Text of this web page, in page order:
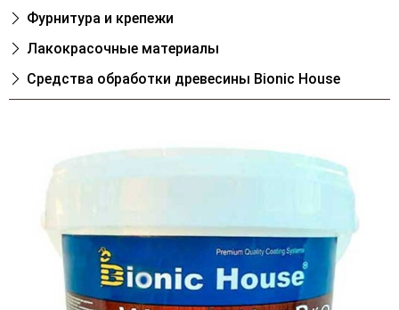
Фурнитура и крепежи
Лакокрасочные материалы
Cредства обработки древесины Bionic House